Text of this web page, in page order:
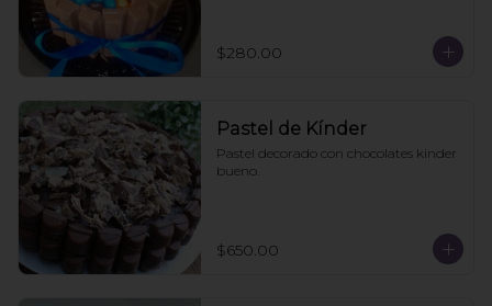
$280.00
Pastel de Kínder
Pastel decorado con chocolates kinder
bueno.
$650.00